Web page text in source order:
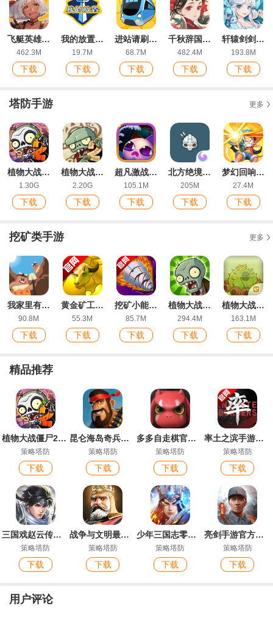
飞艇英雄手游官方版
462.3M
下载
我的放置mud官方版
19.7M
下载
进站请刷卡破解版
68.7M
下载
千秋辞国际服
482.4M
下载
轩辕剑剑之源手游官方版
193.8M
下载
塔防手游 更多
植物大战僵尸2最新版
1.30G
下载
植物大战僵尸2ios版
2.20G
下载
超凡激战最新ios版
105.1M
下载
北方绝境游戏安卓版
205M
下载
梦幻回响手游最新版
27.4M
下载
挖矿类手游 更多
我家里有矿官方版Idle Digging
90.8M
下载
黄金矿工指导版头牛版手游
55.3M
下载
挖矿小能手官方版Ground Digger
85.7M
下载
植物大战僵尸废物版手机版
294.4M
下载
植物大战僵尸精华版游戏手机版(PvZ Ultimate)
163.1M
下载
精品推荐
植物大战僵尸2最新版
策略塔防
下载
昆仑海岛奇兵最新版本
策略塔防
下载
多多自走棋官方服
策略塔防
下载
率土之滨手游最新版
策略塔防
下载
三国戏赵云传游戏最新版
策略塔防
下载
战争与文明最新版本
策略塔防
下载
少年三国志零官方版
策略塔防
下载
亮剑手游官方正版
策略塔防
下载
用户评论